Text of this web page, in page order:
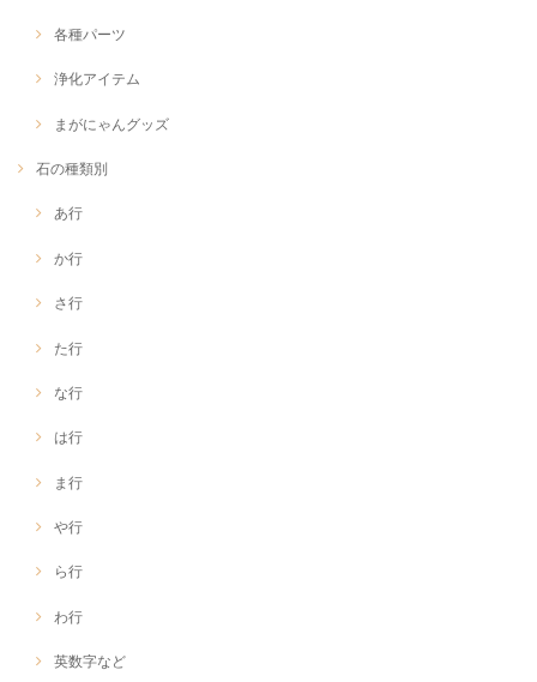
各種パーツ
浄化アイテム
まがにゃんグッズ
石の種類別
あ行
か行
さ行
た行
な行
は行
ま行
や行
ら行
わ行
英数字など